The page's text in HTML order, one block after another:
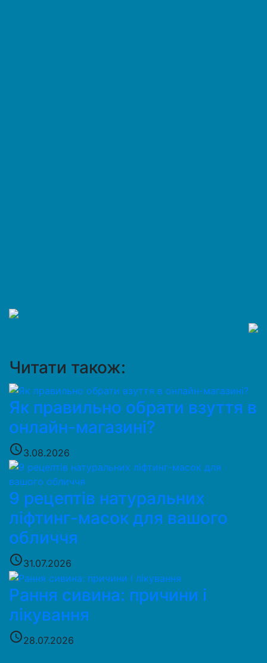
Читати також:
Як правильно обрати взуття в
онлайн-магазині?
access_time3.08.2026
9 рецептів натуральних
ліфтинг-масок для вашого
обличчя
access_time31.07.2026
Рання сивина: причини і
лікування
access_time28.07.2026